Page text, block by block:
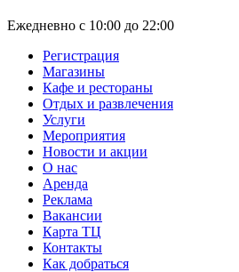
Ежедневно с 10:00 до 22:00
Регистрация
Магазины
Кафе и рестораны
Отдых и развлечения
Услуги
Мероприятия
Новости и акции
О нас
Аренда
Реклама
Вакансии
Карта ТЦ
Контакты
Как добраться